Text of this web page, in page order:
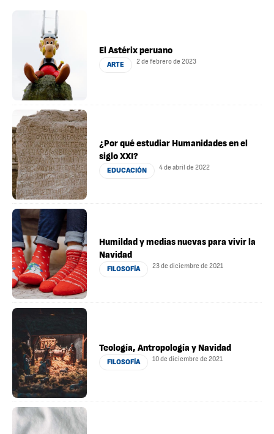
El Astérix peruano
ARTE 2 de febrero de 2023
¿Por qué estudiar Humanidades en el
siglo XXI?
EDUCACIÓN 4 de abril de 2022
Humildad y medias nuevas para vivir la
Navidad
FILOSOFÍA 23 de diciembre de 2021
Teología, Antropología y Navidad
FILOSOFÍA 10 de diciembre de 2021